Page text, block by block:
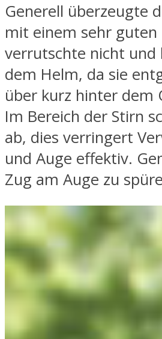
Generell überzeugte
mit einem sehr guten
verrutschte nicht
dem Helm, da sie
über kurz hinter dem
Im Bereich der Stirn
ab, dies verringert
und Auge effektiv.
Zug am Auge zu